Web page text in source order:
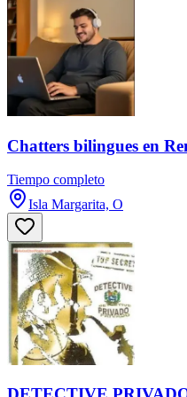
Chatters bilingues en
Tiempo completo
Isla Margarita, O